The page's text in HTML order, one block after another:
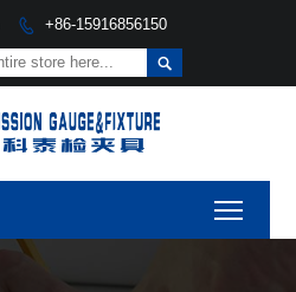
 +86-15916856150
